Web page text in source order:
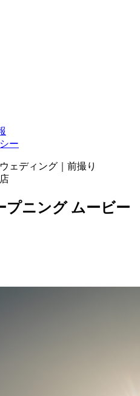
ー
ェディング｜前撮り
プニング ムービー